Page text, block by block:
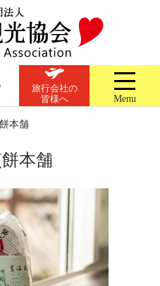
旅行会社の
皆様へ
Menu
本舗
本舗